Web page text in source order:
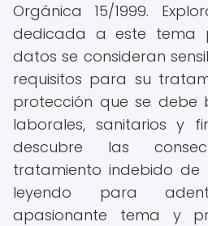
Orgánica 15/1999.
dedicada a este tema
datos se consideran
requisitos para su
protección que se debe
laborales, sanitarios y
descubre las
tratamiento indebido de
leyendo para
apasionante tema y